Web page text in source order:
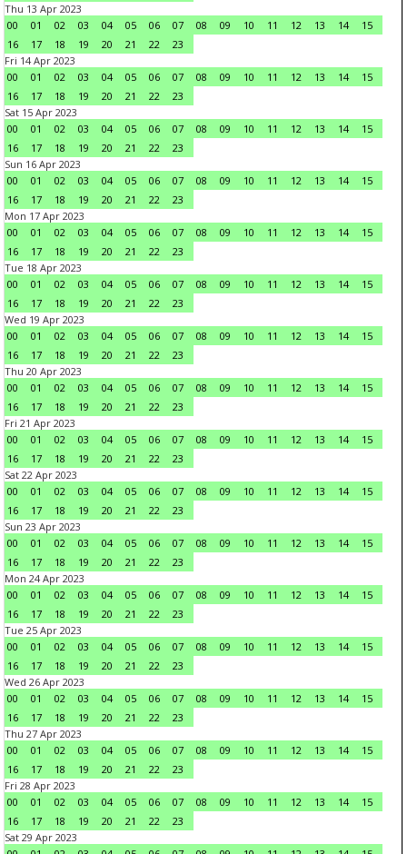
Thu 13 Apr 2023
00
01 02 03 04 05 06 07 08 09 10 11 12 13 14
15
16
17 18 19 20 21 22
23
Fri 14 Apr 2023
00
01 02 03 04 05 06 07 08 09 10 11 12 13 14
15
16
17 18 19 20 21 22
23
Sat 15 Apr 2023
00
01 02 03 04 05 06 07 08 09 10 11 12 13 14
15
16
17 18 19 20 21 22
23
Sun 16 Apr 2023
00
01 02 03 04 05 06 07 08 09 10 11 12 13 14
15
16
17 18 19 20 21 22
23
Mon 17 Apr 2023
00
01 02 03 04 05 06 07 08 09 10 11 12 13 14
15
16
17 18 19 20 21 22
23
Tue 18 Apr 2023
00
01 02 03 04 05 06 07 08 09 10 11 12 13 14
15
16
17 18 19 20 21 22
23
Wed 19 Apr 2023
00
01 02 03 04 05 06 07 08 09 10 11 12 13 14
15
16
17 18 19 20 21 22
23
Thu 20 Apr 2023
00
01 02 03 04 05 06 07 08 09 10 11 12 13 14
15
16
17 18 19 20 21 22
23
Fri 21 Apr 2023
00
01 02 03 04 05 06 07 08 09 10 11 12 13 14
15
16
17 18 19 20 21 22
23
Sat 22 Apr 2023
00
01 02 03 04 05 06 07 08 09 10 11 12 13 14
15
16
17 18 19 20 21 22
23
Sun 23 Apr 2023
00
01 02 03 04 05 06 07 08 09 10 11 12 13 14
15
16
17 18 19 20 21 22
23
Mon 24 Apr 2023
00
01 02 03 04 05 06 07 08 09 10 11 12 13 14
15
16
17 18 19 20 21 22
23
Tue 25 Apr 2023
00
01 02 03 04 05 06 07 08 09 10 11 12 13 14
15
16
17 18 19 20 21 22
23
Wed 26 Apr 2023
00
01 02 03 04 05 06 07 08 09 10 11 12 13 14
15
16
17 18 19 20 21 22
23
Thu 27 Apr 2023
00
01 02 03 04 05 06 07 08 09 10 11 12 13 14
15
16
17 18 19 20 21 22
23
Fri 28 Apr 2023
00
01 02 03 04 05 06 07 08 09 10 11 12 13 14
15
16
17 18 19 20 21 22
23
Sat 29 Apr 2023